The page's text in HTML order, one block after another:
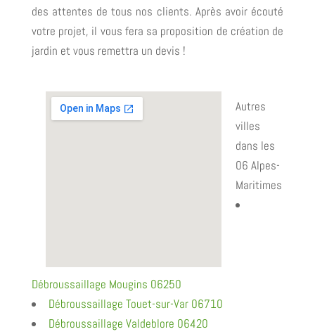
des attentes de tous nos clients. Après avoir écouté
votre projet, il vous fera sa proposition de création de
jardin et vous remettra un devis !
Autres
villes
dans les
06 Alpes-
Maritimes
Débroussaillage Mougins 06250
Débroussaillage Touet-sur-Var 06710
Débroussaillage Valdeblore 06420